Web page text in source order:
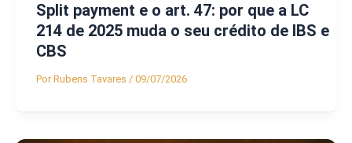
Split payment e o art. 47: por que a LC
214 de 2025 muda o seu crédito de IBS e
CBS
PorRubens Tavares / 09/07/2026